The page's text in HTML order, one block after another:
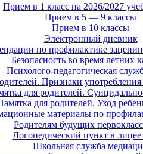
Прием в 1 класс на 2026/2027
Прием в 5 — 9 классы
Прием в 10 классы
Электронный дневник
по профилактике
Безопасность во время летних
Психолого-педагогическая
Признаки
для родителей.
для родителей. Уход
материалы по
Родителям будущих
Логопедический пункт в
Школьная служба